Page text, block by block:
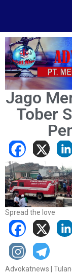
Jago
Tober
Spread the love
Advokatnews |